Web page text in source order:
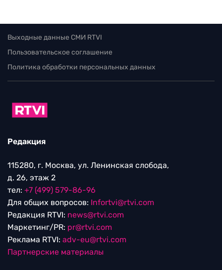
Выходные данные СМИ RTVI
Пользовательское соглашение
Политика обработки персональных данных
Редакция
115280, г. Москва, ул. Ленинская слобода,
д. 26, этаж 2
тел: +7 (499) 579-86-96
Для общих вопросов: Infortvi@rtvi.com
Редакция RTVI: news@rtvi.com
Маркетинг/PR: pr@rtvi.com
Реклама RTVI: adv-eu@rtvi.com
Партнерские материалы